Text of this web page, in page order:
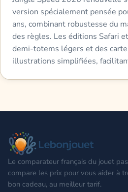
version spécialement pensée
ans, combinant robustesse du
des règles. Les éditions Safari
demi-totems légers et des
illustrations simplifiées,
Le comparateur français du jouet
compare les prix pour vous aider à
bon cadeau, au meilleur tarif.